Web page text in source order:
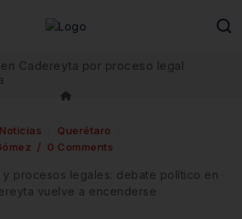
Cadereyta por proceso legal
Noticias Querétaro
0 Comments